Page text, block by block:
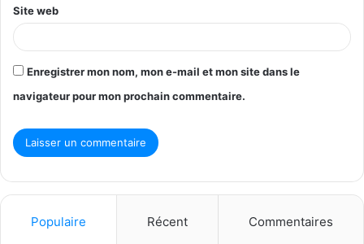
Site web
Enregistrer mon nom, mon e-mail et mon site dans le
navigateur pour mon prochain commentaire.
Populaire Récent Commentaires